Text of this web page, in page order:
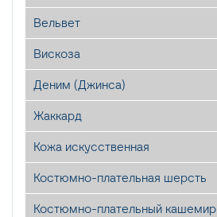
Вельвет
Вискоза
Деним (Джинса)
Жаккард
Кожа искусственная
Костюмно-плательная шерсть
Костюмно-плательный кашемир